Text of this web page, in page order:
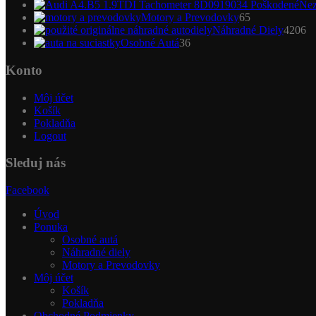
Motory a Prevodovky6565
produktov
Náhradné Diely4206
Osobné Autá3636
Konto
Môj účet
Košík
Pokladňa
Logout
Sleduj nás
Facebook
Úvod
Ponuka
Osobné autá
Náhradné diely
Motory a Prevodovky
Môj účet
Košík
Pokladňa